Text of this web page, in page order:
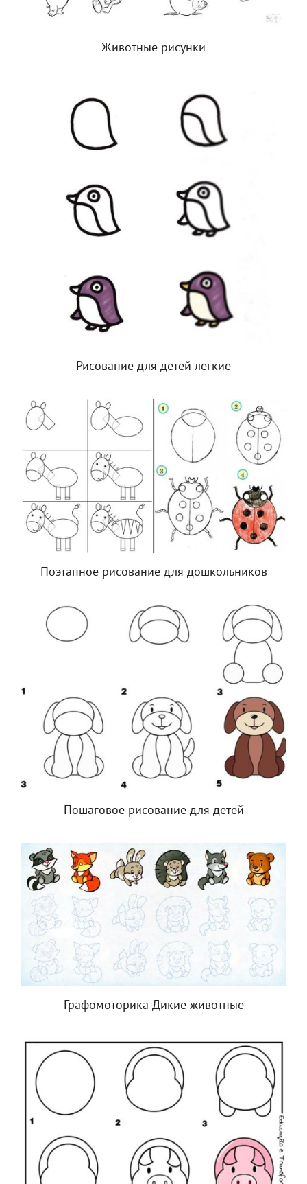
Животные рисунки
Рисование для детей лёгкие
Поэтапное рисование для дошкольников
Пошаговое рисование для детей
Графомоторика Дикие животные